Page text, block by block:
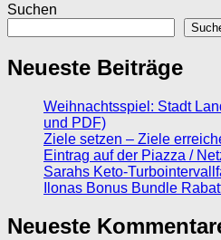
Suchen
Neueste Beiträge
Weihnachtsspiel: Stadt
und PDF)
Ziele setzen – Ziele
Eintrag auf der Piazza /
Sarahs Keto-
Ilonas Bonus Bundle
Neueste